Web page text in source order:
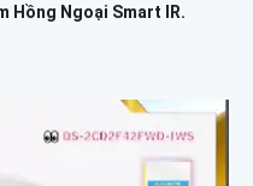
Hồng Ngoại Smart IR.